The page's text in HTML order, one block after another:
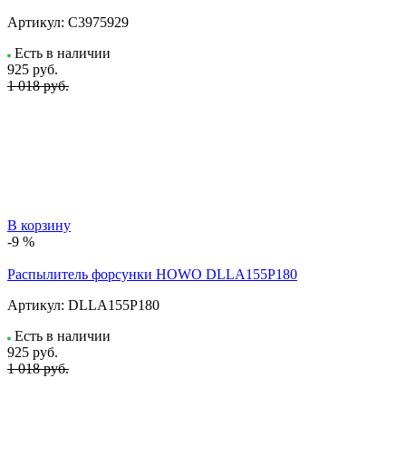
Артикул: C3975929
Есть в наличии
925 руб.
1 018 руб.
В корзину
-9 %
Распылитель форсунки HOWO DLLA155P180
Артикул: DLLA155P180
Есть в наличии
925 руб.
1 018 руб.